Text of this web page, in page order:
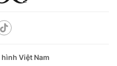
Việt Nam